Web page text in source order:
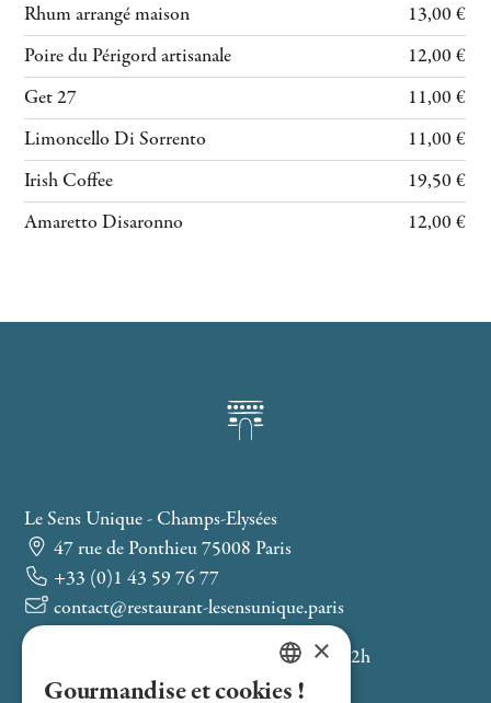
Rhum arrangé maison
13,00 €
Poire du Périgord artisanale
12,00 €
Get 27
11,00 €
Limoncello Di Sorrento
11,00 €
Irish Coffee
19,50 €
Amaretto Disaronno
12,00 €
Le Sens Unique - Champs-Elysées
47 rue de Ponthieu 75008 Paris
+33 (0)1 43 59 76 77
contact@restaurant-lesensunique.paris
Service du lundi au vendredi de 12h à 22h
Saint-Philippe-du-Roule (M9)FRENCH
×
Gourmandise et cookies !